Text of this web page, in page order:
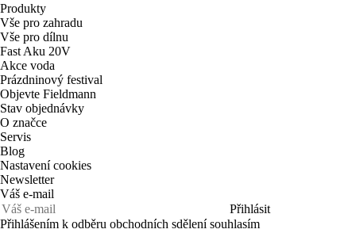
Produkty
Vše pro zahradu
Vše pro dílnu
Fast Aku 20V
Akce voda
Prázdninový festival
Objevte Fieldmann
Stav objednávky
O značce
Servis
Blog
Nastavení cookies
Newsletter
Váš e-mail
Přihlásit
Přihlášením k odběru obchodních sdělení souhlasím